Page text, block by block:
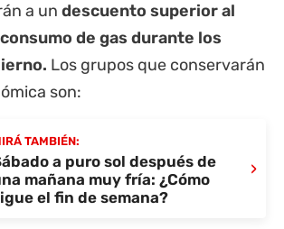
a un descuento superior al
de gas durante los
Los grupos que conservarán
son:
TAMBIÉN:
a puro sol después de
mañana muy fría: ¿Cómo
el fin de semana?
›